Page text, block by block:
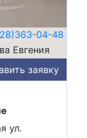
04-48
Евгения
заявку
ул.